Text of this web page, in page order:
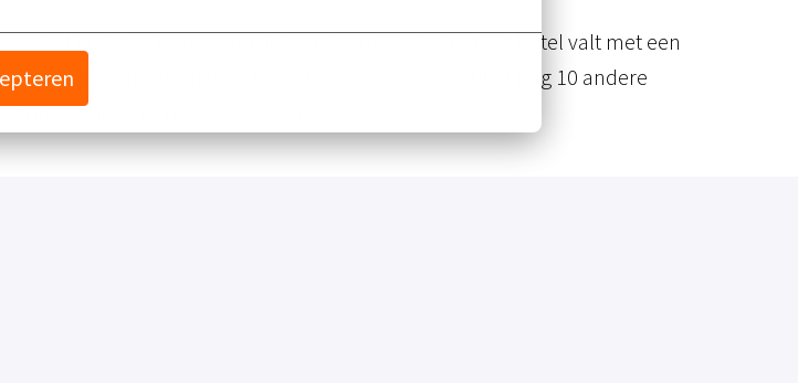
het grootste horeca familiebedrijf van Nederland. Dit hotel valt met een
Van der Valk International. Onder deze holding vallen nog 10 andere
in Spanje en 1 hotel op Bonaire.